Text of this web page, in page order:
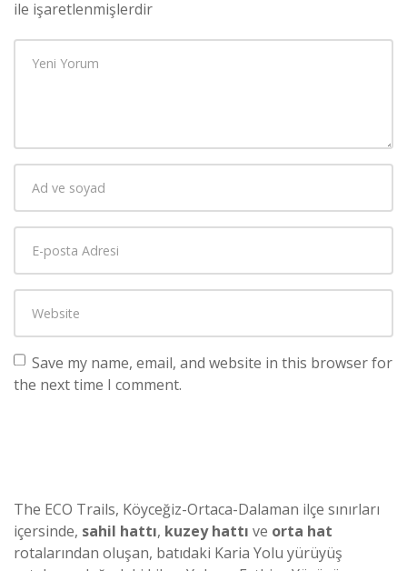
ile işaretlenmişlerdir
Save my name, email, and website in this browser for
the next time I comment.
The ECO Trails, Köyceğiz-Ortaca-Dalaman ilçe sınırları
içersinde, sahil hattı, kuzey hattı ve orta hat
rotalarından oluşan, batıdaki Karia Yolu yürüyüş